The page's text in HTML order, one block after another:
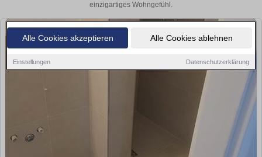
Alle Cookies akzeptieren Alle Cookies ablehnen
Einstellungen Datenschutzerklärung
einzigartiges Wohngefühl.